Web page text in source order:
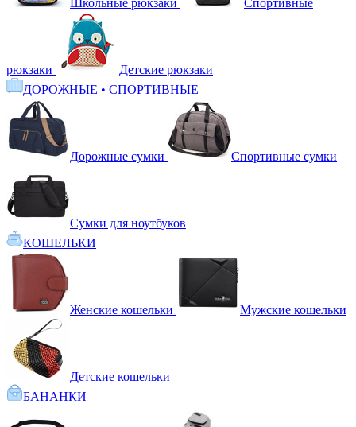
Школьные рюкзаки Спортивные
рюкзаки
Детские рюкзаки
ДОРОЖНЫЕ • СПОРТИВНЫЕ
Дорожные сумки Спортивные сумки
Сумки для ноутбуков
КОШЕЛЬКИ
Женские кошельки Мужские кошельки
Детские кошельки
БАНАНКИ